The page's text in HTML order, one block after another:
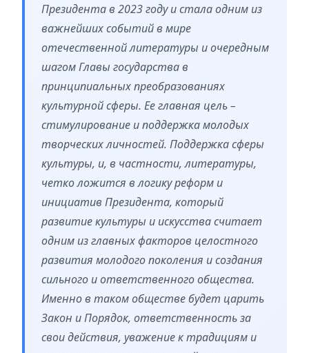
Президента в 2023 году и стала одним из
важнейших событий в мире
отечественной литературы и очередным
шагом Главы государства в
принципиальных преобразованиях
культурной сферы. Ее главная цель –
стимулирование и поддержка молодых
творческих личностей. Поддержка сферы
культуры, и, в частности, литературы,
четко ложится в логику реформ и
инициатив Президента, который
развитие культуры и искусства считает
одним из главных факторов целостного
развития молодого поколения и создания
сильного и ответственного общества.
Именно в таком обществе будет царить
Закон и Порядок, ответственность за
свои действия, уважение к традициям и